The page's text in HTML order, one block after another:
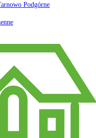
Podgórne